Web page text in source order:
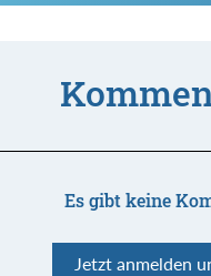
Es gibt keine
Jetzt anmelden